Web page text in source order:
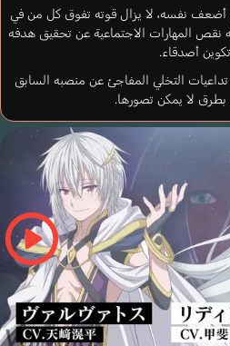
أضعف نفسه، لا يزال قوته تفوق كل من في
نقص المهارات الاجتماعية عن تحقيق هدفه
أصدقاء.
التخلي المفاجئ عن منصبه السابق
بطرق لا يمكن تصورها.